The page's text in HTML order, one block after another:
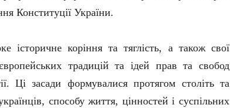
Конституції України.
історичне коріння та тяглість, а також свої
традицій та ідей прав та свобод
Ці засади формувалися протягом століть та
способу життя, цінностей і суспільних